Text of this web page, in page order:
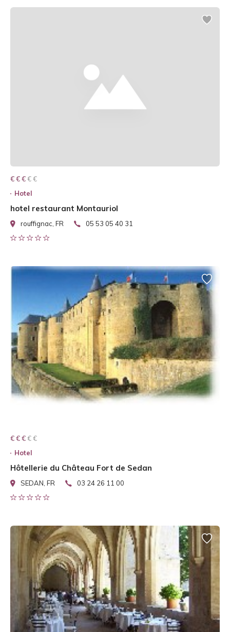
€ € € € €
€ € €
Hotel
hotel restaurant Montauriol
rouffignac, FR 05 53 05 40 31
€ € € € €
€ € €
Hotel
Hôtellerie du Château Fort de Sedan
SEDAN, FR 03 24 26 11 00